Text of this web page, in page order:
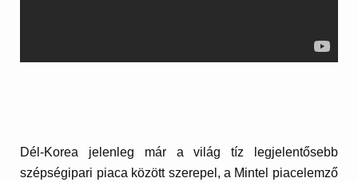
Dél-Korea jelenleg már a világ tíz legjelentősebb
szépségipari piaca között szerepel, a Mintel piacelemző